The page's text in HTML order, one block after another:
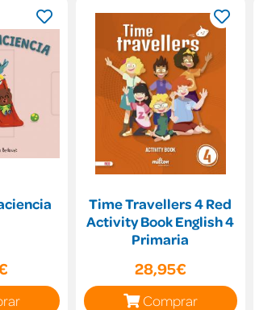
Time Travellers 4 Red
Activity Book English 4
Primaria
28,95€
Comprar